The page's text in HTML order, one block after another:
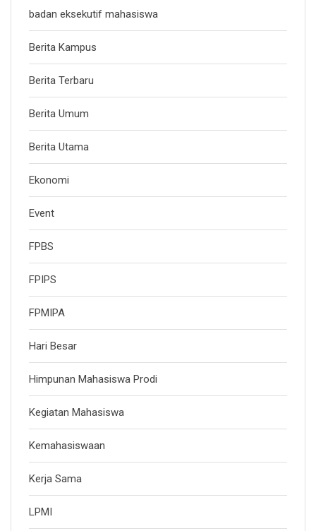
badan eksekutif mahasiswa
Berita Kampus
Berita Terbaru
Berita Umum
Berita Utama
Ekonomi
Event
FPBS
FPIPS
FPMIPA
Hari Besar
Himpunan Mahasiswa Prodi
Kegiatan Mahasiswa
Kemahasiswaan
Kerja Sama
LPMI